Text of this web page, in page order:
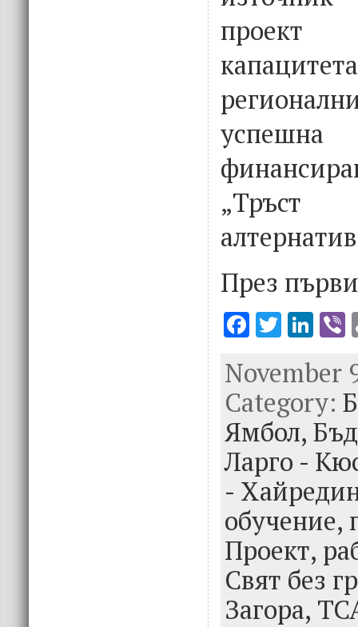
проект
„Тръст
През
F
e
b
o
o
k
T
it
te
r
Li
k
e
dI
n
November
Category:
Ямбол,
Ларго -
-
обучение,
Проект,
Свят без
Загора,